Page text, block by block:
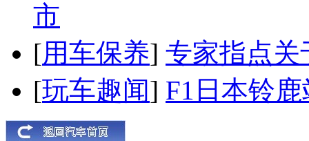
市
[用车保养] 专家指点关
[玩车趣闻] F1日本铃